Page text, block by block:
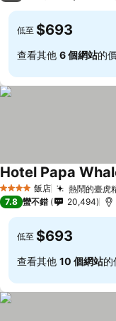
低至 $693
查看其他 6 個網站的
4 星級 飯店 熱鬧的臺虎
Hotel Papa
7.8 蠻不錯 20,494
低至 $693
查看其他 10 個網站的